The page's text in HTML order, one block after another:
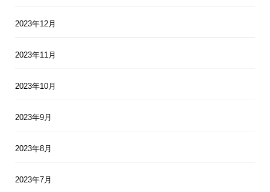
2023年12月
2023年11月
2023年10月
2023年9月
2023年8月
2023年7月